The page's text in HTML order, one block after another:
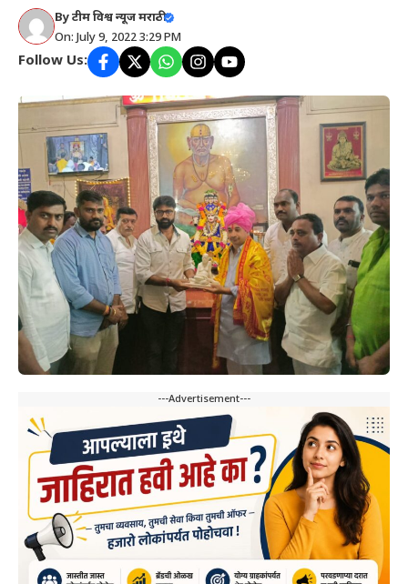
Byटीम विश्व न्यूज मराठी
On: July 9, 2022 3:29 PM
Follow Us:
---Advertisement---